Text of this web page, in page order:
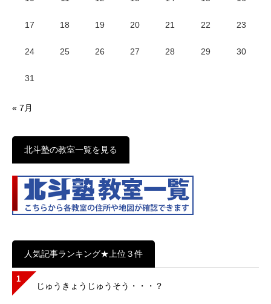
17 18 19 20 21 22 23
24 25 26 27 28 29 30
31
« 7月
北斗塾の教室一覧を見る
人気記事ランキング★上位３件
1
じゅうきょうじゅうそう・・・？